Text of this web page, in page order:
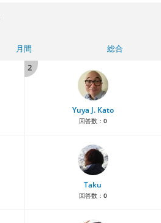
月間
総合
2
Yuya J. Kato
回答数： 0
Taku
回答数： 0